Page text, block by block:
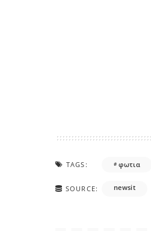
TAGS: φωτια
SOURCE: newsit